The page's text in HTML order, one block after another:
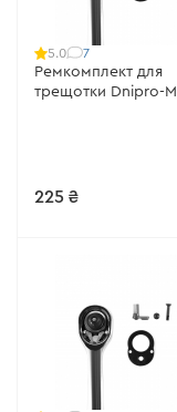
5.0 7
Ремкомплект для
трещотки Dnipro-
225 ₴